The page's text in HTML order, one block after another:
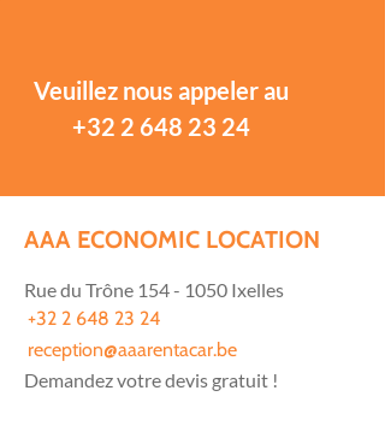
Veuillez nous appeler au
+32 2 648 23 24
AAA ECONOMIC LOCATION
Rue du Trône 154 - 1050 Ixelles
+32 2 648 23 24
reception@aaarentacar.be
Demandez votre devis gratuit !